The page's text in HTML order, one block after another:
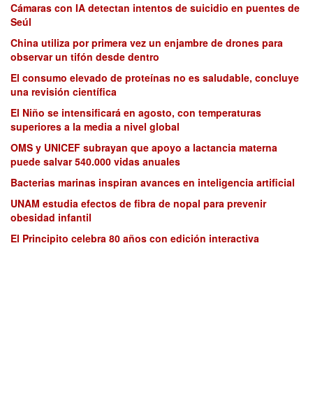
Cámaras con IA detectan intentos de suicidio en puentes de
Seúl
China utiliza por primera vez un enjambre de drones para
observar un tifón desde dentro
El consumo elevado de proteínas no es saludable, concluye
una revisión científica
El Niño se intensificará en agosto, con temperaturas
superiores a la media a nivel global
OMS y UNICEF subrayan que apoyo a lactancia materna
puede salvar 540.000 vidas anuales
Bacterias marinas inspiran avances en inteligencia artificial
UNAM estudia efectos de fibra de nopal para prevenir
obesidad infantil
El Principito celebra 80 años con edición interactiva